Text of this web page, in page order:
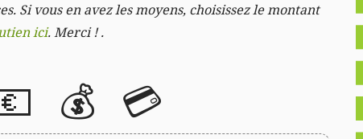
Si vous en avez les moyens, choisissez le montant
ici. Merci ! .
💰 💳